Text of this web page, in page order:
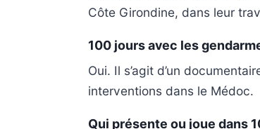
Côte Girondine, dans leur
100 jours avec les
Oui. Il s’agit d’un
interventions dans le Médoc.
Qui présente ou joue dans